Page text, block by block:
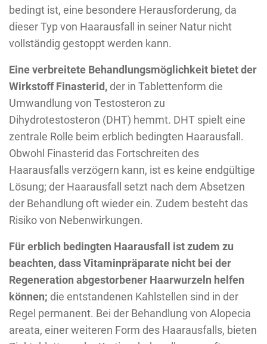
bedingt ist, eine besondere Herausforderung, da
dieser Typ von Haarausfall in seiner Natur nicht
vollständig gestoppt werden kann.
Eine verbreitete Behandlungsmöglichkeit bietet der
Wirkstoff Finasterid, der in Tablettenform die
Umwandlung von Testosteron zu
Dihydrotestosteron (DHT) hemmt. DHT spielt eine
zentrale Rolle beim erblich bedingten Haarausfall.
Obwohl Finasterid das Fortschreiten des
Haarausfalls verzögern kann, ist es keine endgültige
Lösung; der Haarausfall setzt nach dem Absetzen
der Behandlung oft wieder ein. Zudem besteht das
Risiko von Nebenwirkungen.
Für erblich bedingten Haarausfall ist zudem zu
beachten, dass Vitaminpräparate nicht bei der
Regeneration abgestorbener Haarwurzeln helfen
können; die entstandenen Kahlstellen sind in der
Regel permanent. Bei der Behandlung von Alopecia
areata, einer weiteren Form des Haarausfalls, bieten